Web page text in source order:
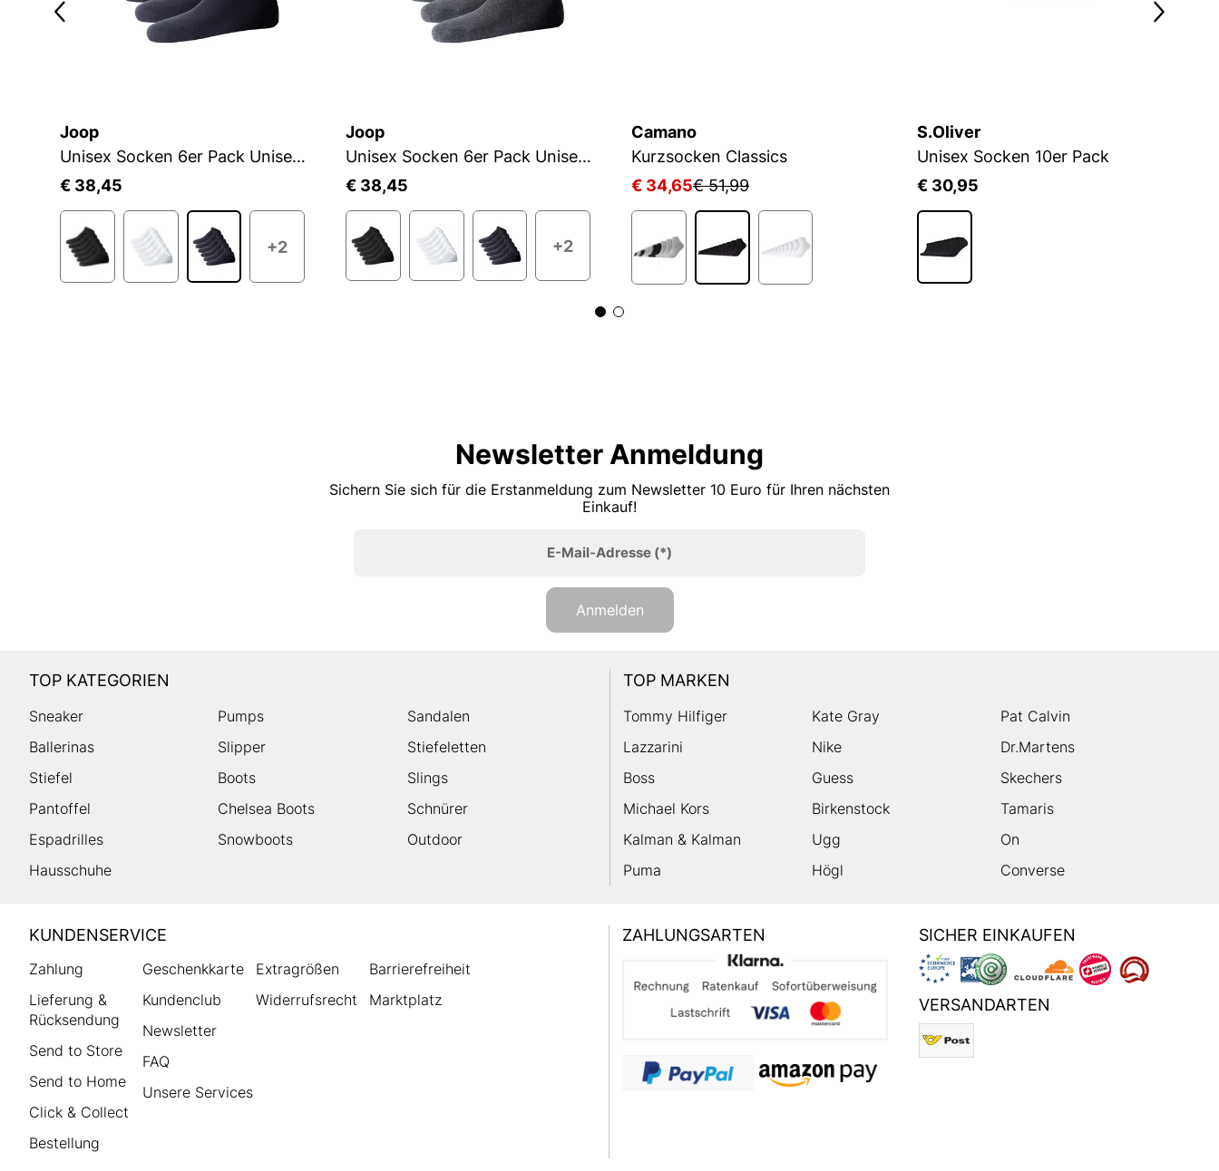
Joop
Unisex Socken 6er Pack Unisex premium essential organic cotton Sneaker 6p
€ 38,45
+2
Joop
Unisex Socken 6er Pack Unisex premium essential organic cotton Sneaker 6p
€ 38,45
+2
Camano
Kurzsocken Classics
€ 34,65€ 51,99
S.Oliver
Unisex Socken 10er Pack
€ 30,95
Newsletter Anmeldung
Sichern Sie sich für die Erstanmeldung zum Newsletter 10 Euro für Ihren nächsten
Einkauf!
E-Mail-Adresse(*)
Anmelden
TOP KATEGORIEN
Sneaker Pumps
Sandalen
Ballerinas
Slipper
Stiefeletten
Stiefel
Boots
Slings
Pantoffel
Chelsea Boots
Schnürer
Espadrilles
Snowboots
Outdoor
Hausschuhe
TOP MARKEN
Tommy Hilfiger Kate Gray
Pat Calvin
Lazzarini
Nike
Dr.Martens
Boss
Guess
Skechers
Michael Kors
Birkenstock
Tamaris
Kalman & Kalman
Ugg
On
Puma
Högl Converse
HUMANIC
Footer
KUNDENSERVICE
Zahlung
Lieferung &
Rücksendung
Send to Store
Send to Home
Click & Collect
Bestellung
Geschenkkarte
Kundenclub
Newsletter
FAQ
Unsere Services
Extragrößen
Widerrufsrecht
Barrierefreiheit
Marktplatz
ZAHLUNGSARTEN SICHER EINKAUFEN
VERSANDARTEN